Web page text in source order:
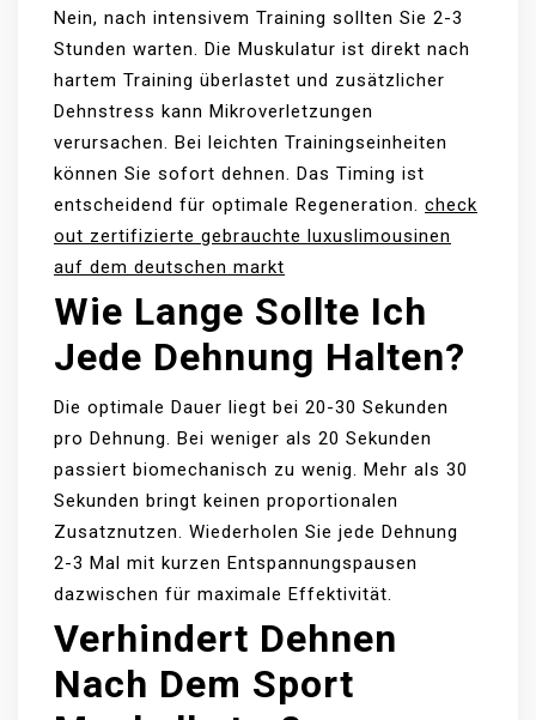
Nein, nach intensivem Training sollten Sie 2-3
Stunden warten. Die Muskulatur ist direkt nach
hartem Training überlastet und zusätzlicher
Dehnstress kann Mikroverletzungen
verursachen. Bei leichten Trainingseinheiten
können Sie sofort dehnen. Das Timing ist
entscheidend für optimale Regeneration. check
out zertifizierte gebrauchte luxuslimousinen
auf dem deutschen markt
Wie Lange Sollte Ich
Jede Dehnung Halten?
Die optimale Dauer liegt bei 20-30 Sekunden
pro Dehnung. Bei weniger als 20 Sekunden
passiert biomechanisch zu wenig. Mehr als 30
Sekunden bringt keinen proportionalen
Zusatznutzen. Wiederholen Sie jede Dehnung
2-3 Mal mit kurzen Entspannungspausen
dazwischen für maximale Effektivität.
Verhindert Dehnen
Nach Dem Sport